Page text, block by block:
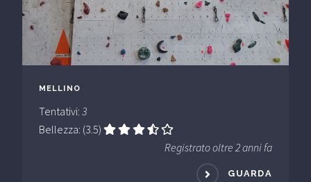
MELLINO
Tentativi: 3
Bellezza: (3.5)
Registrato oltre 2 anni fa
GUARDA